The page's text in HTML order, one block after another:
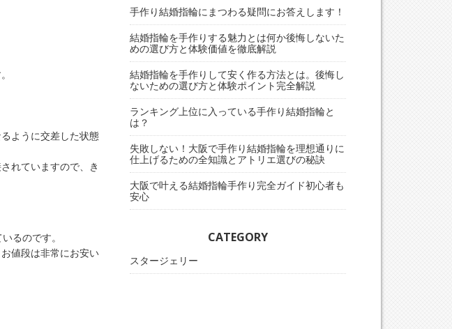
ように交差した状態
れていますので、き
るのです。
値段は非常にお安い
手作り結婚指輪にまつわる疑問にお答えします！
結婚指輪を手作りする魅力とは何か後悔しないた
めの選び方と体験価値を徹底解説
結婚指輪を手作りして安く作る方法とは。後悔し
ないための選び方と体験ポイント完全解説
ランキング上位に入っている手作り結婚指輪と
は？
失敗しない！大阪で手作り結婚指輪を理想通りに
仕上げるための全知識とアトリエ選びの秘訣
大阪で叶える結婚指輪手作り完全ガイド初心者も
安心
CATEGORY
スタージェリー